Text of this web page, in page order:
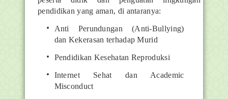
pendidikan yang aman, di antaranya:
Anti Perundungan (Anti-Bullying)
dan Kekerasan terhadap Murid
Pendidikan Kesehatan Reproduksi
Internet Sehat dan Academic
Misconduct